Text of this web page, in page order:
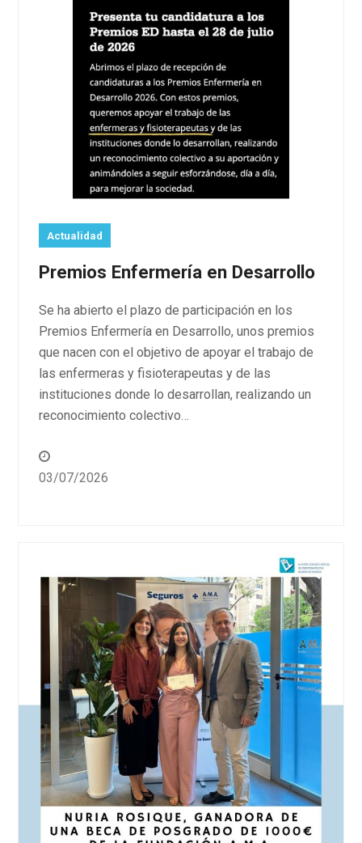
Actualidad
Premios Enfermería en Desarrollo
Se ha abierto el plazo de participación en los
Premios Enfermería en Desarrollo, unos premios
que nacen con el objetivo de apoyar el trabajo de
las enfermeras y fisioterapeutas y de las
instituciones donde lo desarrollan, realizando un
reconocimiento colectivo…
03/07/2026